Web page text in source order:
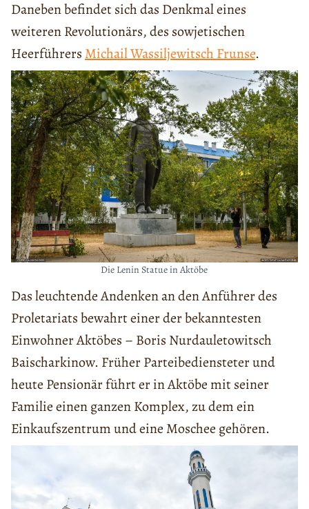
Daneben befindet sich das Denkmal eines
weiteren Revolutionärs, des sowjetischen
Heerführers Michail Wassiljewitsch Frunse.
Die Lenin Statue in Aktöbe
Das leuchtende Andenken an den Anführer des
Proletariats bewahrt einer der bekanntesten
Einwohner Aktöbes – Boris Nurdauletowitsch
Baischarkinow. Früher Parteibediensteter und
heute Pensionär führt er in Aktöbe mit seiner
Familie einen ganzen Komplex, zu dem ein
Einkaufszentrum und eine Moschee gehören.